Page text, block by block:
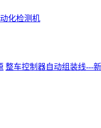
化检测机
整车控制器自动组装线---